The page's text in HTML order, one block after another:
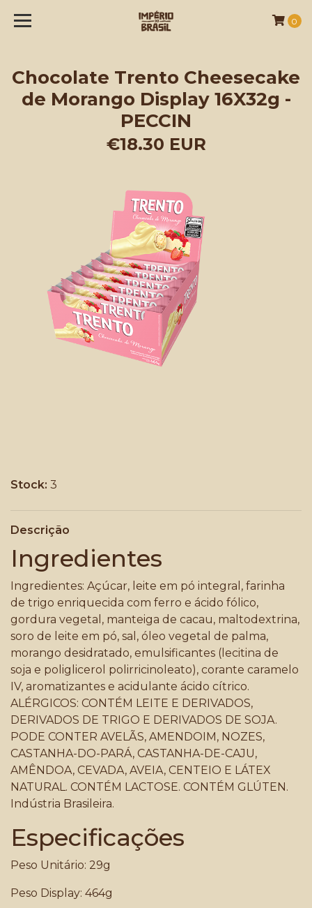
0
Chocolate Trento Cheesecake
de Morango Display 16X32g -
PECCIN
€18.30 EUR
Stock: 3
Descrição
Ingredientes
Ingredientes: Açúcar, leite em pó integral, farinha
de trigo enriquecida com ferro e ácido fólico,
gordura vegetal, manteiga de cacau, maltodextrina,
soro de leite em pó, sal, óleo vegetal de palma,
morango desidratado, emulsificantes (lecitina de
soja e poliglicerol polirricinoleato), corante caramelo
IV, aromatizantes e acidulante ácido cítrico.
ALÉRGICOS: CONTÉM LEITE E DERIVADOS,
DERIVADOS DE TRIGO E DERIVADOS DE SOJA.
PODE CONTER AVELÃS, AMENDOIM, NOZES,
CASTANHA-DO-PARÁ, CASTANHA-DE-CAJU,
AMÊNDOA, CEVADA, AVEIA, CENTEIO E LÁTEX
NATURAL. CONTÉM LACTOSE. CONTÉM GLÚTEN.
Indústria Brasileira.
Especificações
Peso Unitário: 29g
Peso Display: 464g